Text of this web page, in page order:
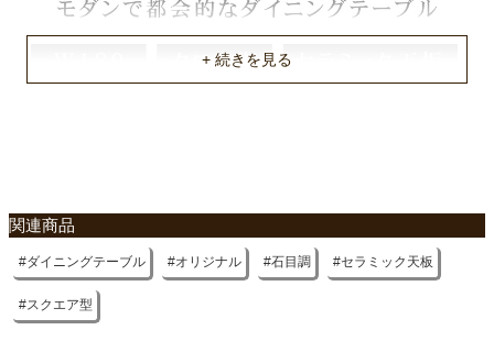
関連商品
ダイニングテーブル オリジナル 石目調 セラミック天板
スクエア型